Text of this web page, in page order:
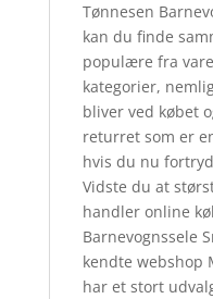
Tønnesen
kan du finde
populære fra
kategorier,
bliver ved købet
returret som er
hvis du nu
Vidste du at
handler online
Barnevognssele
kendte webshop
har et stort